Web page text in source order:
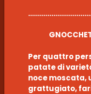
Per quattro
patate di
noce moscata,
grattugiato,